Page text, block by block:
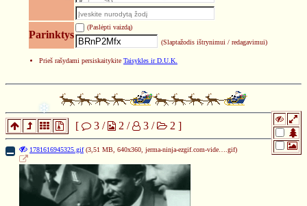
Parinktys
(Paslėpti vaizdą)
(Slaptažodis ištrynimui / redagavimui)
Prieš rašydami persiskaitykite Taisykles ir D.U.K.
❄
❉
❅
[ 3 / 2 / 3 / 2 ]
1781616945325.gif (3,51 MB, 640x360, jerma-ninja-ezgif.com-vide….gif)